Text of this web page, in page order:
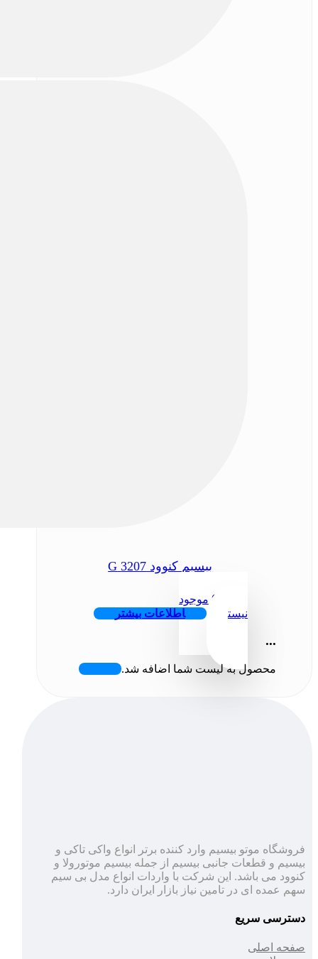
بیسیم کنوود 3207 G
0 موجود
نیست
اطلاعات بیشتر
...
محصول به لیست شما اضافه شد.
فروشگاه موتو بیسیم وارد کننده برتر انواع واکی تاکی و
بیسیم و قطعات جانبی بیسیم از جمله بیسیم موتورولا و
کنوود می باشد. این شرکت با واردات انواع مدل بی سیم
سهم عمده ای در تامین نیاز بازار ایران دارد.
دسترسی سریع
صفحه اصلی